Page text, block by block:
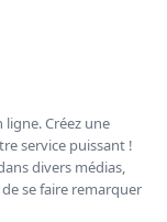
Créez une
service puissant !
divers médias,
se faire remarquer